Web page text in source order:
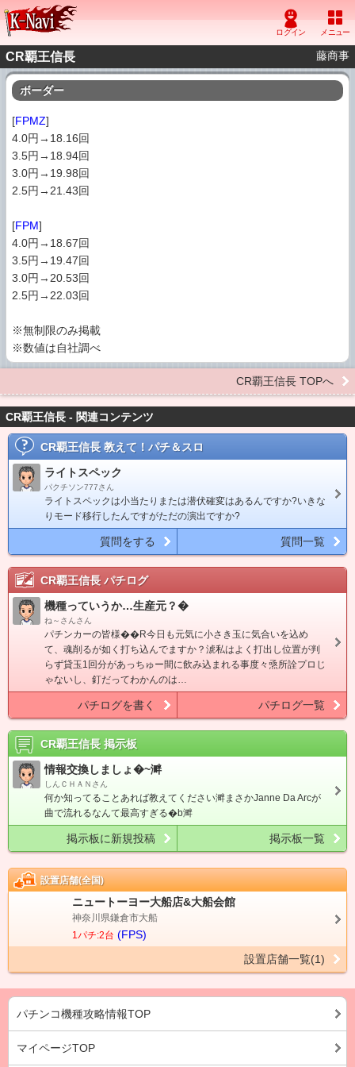
CR覇王信長 藤商事
ボーダー
[FPMZ]
4.0円→18.16回
3.5円→18.94回
3.0円→19.98回
2.5円→21.43回
[FPM]
4.0円→18.67回
3.5円→19.47回
3.0円→20.53回
2.5円→22.03回
※無制限のみ掲載
※数値は自社調べ
CR覇王信長 TOPへ
CR覇王信長 - 関連コンテンツ
CR覇王信長教えて！パチ＆スロ
ライトスペック
パクチソン777さん
ライトスペックは小当たりまたは潜伏確変はあるんですか?いきな
りモード移行したんですがただの演出ですか?
質問をする 質問一覧
CR覇王信長パチログ
機種っていうか…生産元？�
ね～さんさん
パチンカーの皆様��R今日も元気に小さき玉に気合いを込め
て、魂削るが如く打ち込んでますか？淲私はよく打出し位置が判
らず貸玉1回分があっちゅー間に飲み込まれる事度々焏所詮プロじ
ゃないし、釘だってわかんのは…
パチログを書く パチログ一覧
CR覇王信長掲示板
情報交換しましょ�~溿
しんＣＨＡＮさん
何か知ってることあれば教えてください溿まさかJanne Da Arcが
曲で流れるなんて最高すぎる�b溿
掲示板に新規投稿 掲示板一覧
設置店舗(全国)
ニュートーヨー大船店&大船会館
神奈川県鎌倉市大船
1パチ:2台 (FPS)
設置店舗一覧(1)
パチンコ機種攻略情報TOP
マイページTOP